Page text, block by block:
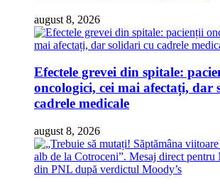
august 8, 2026
Efectele grevei din spitale:
oncologici, cei mai afectați, dar
cadrele medicale
august 8, 2026